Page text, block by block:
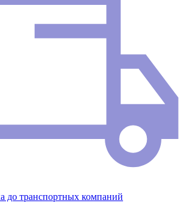
до транспортных компаний